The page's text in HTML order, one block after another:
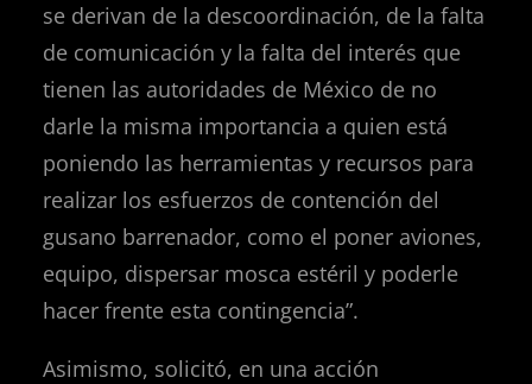
se derivan de la descoordinación, de la falta
de comunicación y la falta del interés que
tienen las autoridades de México de no
darle la misma importancia a quien está
poniendo las herramientas y recursos para
realizar los esfuerzos de contención del
gusano barrenador, como el poner aviones,
equipo, dispersar mosca estéril y poderle
hacer frente esta contingencia”.
Asimismo, solicitó, en una acción